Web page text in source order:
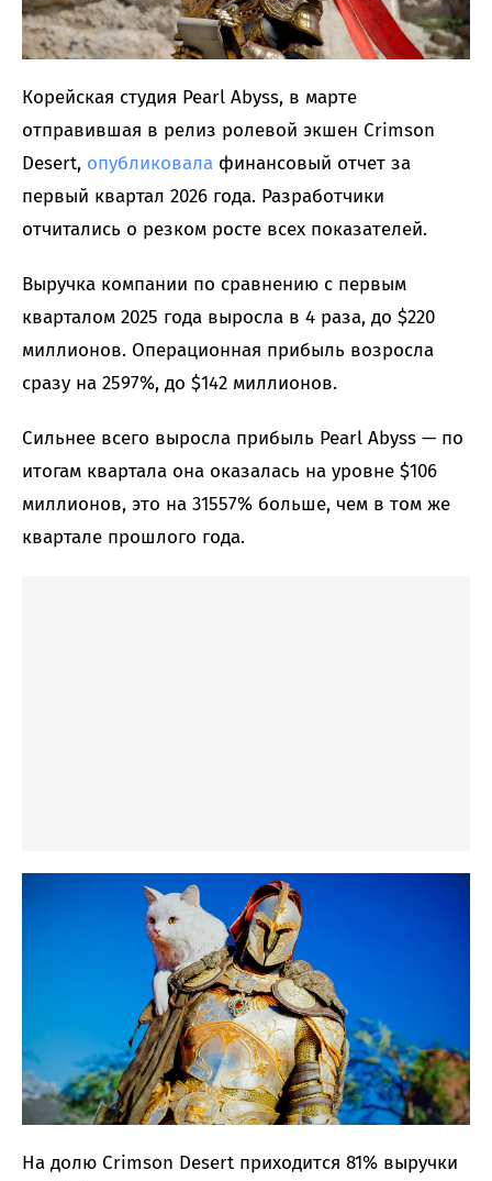
Корейская студия Pearl Abyss, в марте
отправившая в релиз ролевой экшен Crimson
Desert, опубликовала финансовый отчет за
первый квартал 2026 года. Разработчики
отчитались о резком росте всех показателей.
Выручка компании по сравнению с первым
кварталом 2025 года выросла в 4 раза, до $220
миллионов. Операционная прибыль возросла
сразу на 2597%, до $142 миллионов.
Сильнее всего выросла прибыль Pearl Abyss — по
итогам квартала она оказалась на уровне $106
миллионов, это на 31557% больше, чем в том же
квартале прошлого года.
На долю Crimson Desert приходится 81% выручки